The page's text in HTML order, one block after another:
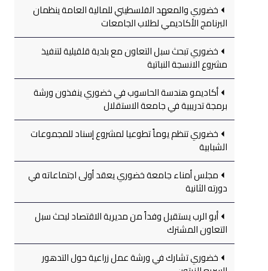
خضوري والمعهد الفلسطيني للمالية العامة ينظمان
البرنامج الأكاديمي لطلاب الجامعات
خضوري تبحث سبل التعاون مع بلدية قلقيلية لتنفيذ
مشروع الانسجة النباتية
أكاديمو هندسة الحاسوب في خضوري ينفذون ورشة
برمجة تدريبية في جامعة الاستقلال
خضوري تنظم يوماً تطوعيا لمشروع إسناد للمجموعات
الشبابية
مجلس أمناء جامعة خضوري يعقد أولى اجتماعاته في
دورته الثانية
أبو الرب يستقبل وفداً من مديرية الاقتصاد لبحث سبل
التعاون المشترك
خضوري تشارك في ورشة عمل زراعية حول التدهور